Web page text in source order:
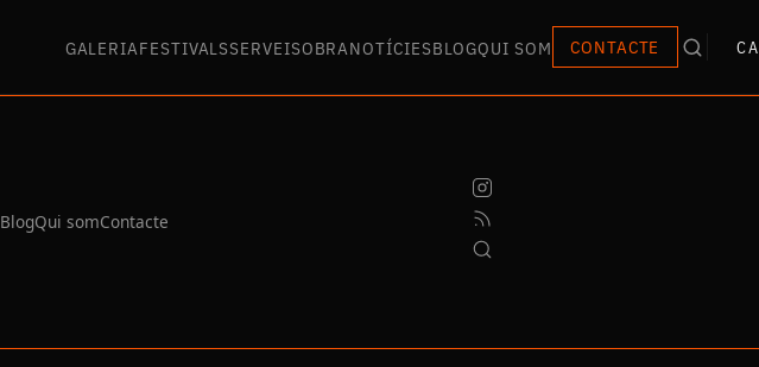
GALERIAFESTIVALSSERVEISOBRANOTÍCIESBLOGQUI SOM CONTACTE CA
BlogQui somContacte